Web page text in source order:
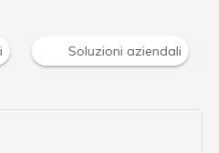
le ultime news in tempo